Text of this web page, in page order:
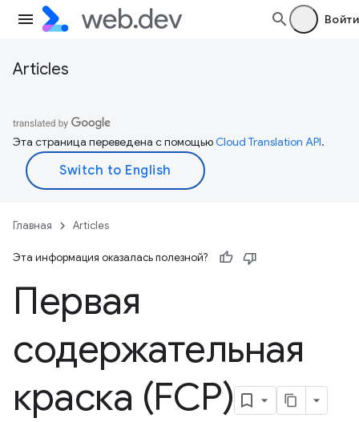
Войти
Articles
Эта страница переведена с помощьюCloud Translation API.
Главная Articles
Эта информация оказалась полезной?
Первая
содержательная
краска (FCP)